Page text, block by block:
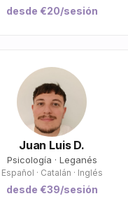
desde €20/sesión
Juan Luis D.
Psicología · Leganés
Español · Catalán · Inglés
desde €39/sesión